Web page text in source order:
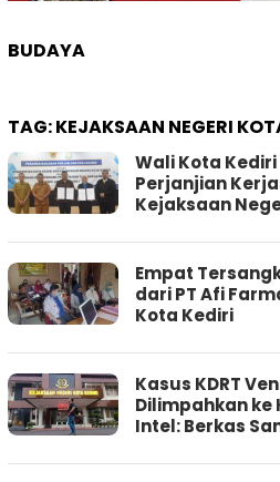
BUDAYA
TAG:KEJAKSAAN NEGERI
Wali Kota
Perjanjian
Kejaksaan
Empat
dari PT Afi
Kota Kediri
Kasus KDRT
Dilimpahkan ke
Intel: Berkas